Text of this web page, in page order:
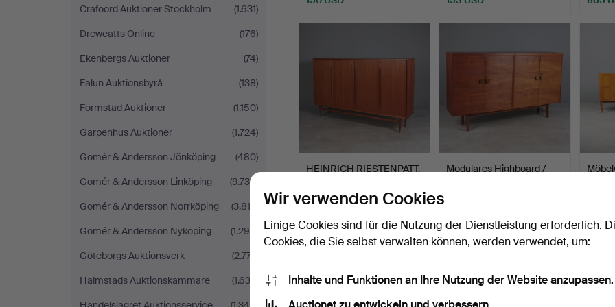
Crafoord Auktioner Stockholm
(1.631)
Dreweatts Online
(176)
Ekenbergs Auktioner
(74)
Falun Auktionsbyrå
(138)
Formstad Auktioner
(1.150)
Garpenhus Auktioner
(1.724)
Gomér & Andersson Jönköping
(480)
Gomér & Andersson Linköping
(9.736)
Gomér & Andersson Norrköping
(3.813)
Gomér & Andersson Nyköping
(1.298)
Göteborgs Auktionsverk
(2.777)
Halmstads Auktionskammare
(1.632)
HEINRICH RIESTENPATT.
Beendet 5. Mär 2026
577 USD
Modulares Highboard /
427 USD 370
Wir verwenden Cookies
Einige Cookies sind für die Nutzung der Dienstleistung erforderlich.
Cookies, die Sie selbst verwalten können, werden verwendet, um:
Inhalte und Funktionen an Ihre Nutzung der Website anzupassen.